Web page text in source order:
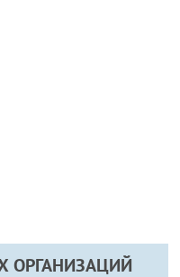
ОРГАНИЗАЦИЙ